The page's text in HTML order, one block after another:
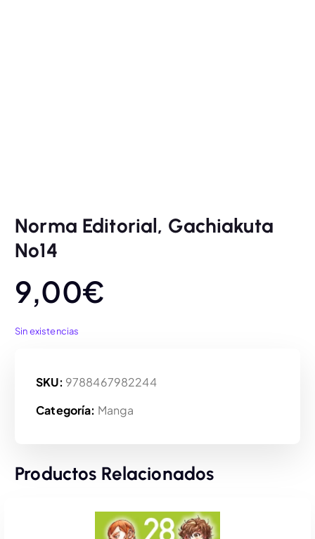
Norma Editorial, Gachiakuta
Nº14
9,00€
Sin existencias
SKU: 9788467982244
Categoría: Manga
Productos Relacionados